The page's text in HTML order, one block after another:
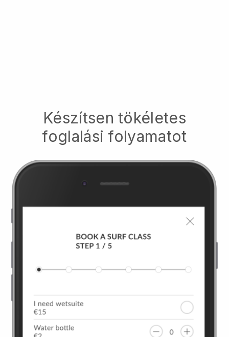
Készítsen tökéletes
foglalási folyamatot